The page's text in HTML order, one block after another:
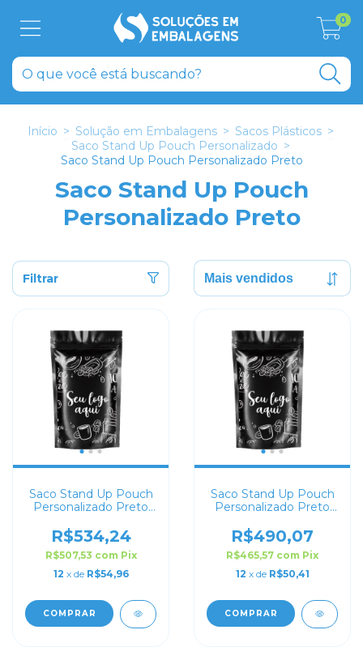
0
Início > Solução em Embalagens > Sacos Plásticos >
Saco Stand Up Pouch Personalizado >
Saco Stand Up Pouch Personalizado Preto
Saco Stand Up Pouch
Personalizado Preto
Filtrar
Saco Stand Up Pouch
Personalizado Preto
R$534,24
R$507,53 com Pix
12 x de R$54,96
COMPRAR
Saco Stand Up Pouch
Personalizado Preto
R$490,07
R$465,57 com Pix
12 x de R$50,41
COMPRAR